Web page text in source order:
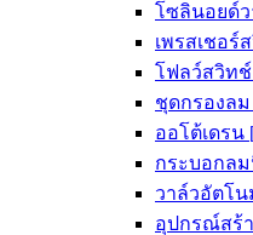
โซลินอยด์ว
เพรสเชอร์
โฟลว์สวิทช์
ชุดกรองลม
ออโต้เดรน
กระบอกลม
วาล์วอัตโน
อุปกรณ์สร้า